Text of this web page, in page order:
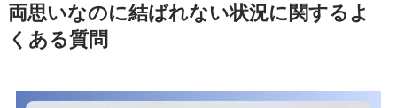
両思いなのに結ばれない状況に関するよ
くある質問